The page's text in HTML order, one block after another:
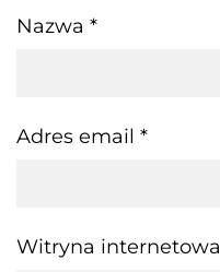
Nazwa *
Adres email *
Witryna internetowa